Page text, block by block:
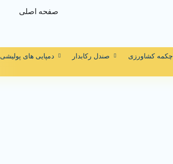
صفحه اصلی
چکمه کشاورزی صندل رکابدار دمپایی های پولیشی